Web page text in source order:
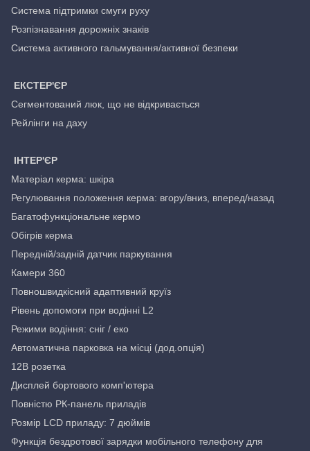
Система підтримки смуги руху
Розпізнавання дорожніх знаків
Система активного гальмування/активної безпеки
ЕКСТЕР'ЄР
Сегментований люк, що не відкривається
Рейлінги на даху
ІНТЕР'ЄР
Матеріал керма: шкіра
Регулювання положення керма: вгору/вниз, вперед/назад
Багатофункціональне кермо
Обігрів керма
Передній/задній датчик паркування
Камери 360
Повношвидкісний адаптивний круїз
Рівень допомоги при водінні L2
Режими водіння: сніг / еко
Автоматична парковка на місці (дод.опція)
12В розетка
Дисплей бортового комп'ютера
Повністю РК-панель приладів
Розмір LCD приладу: 7 дюймів
Функція бездротової зарядки мобільного телефону для